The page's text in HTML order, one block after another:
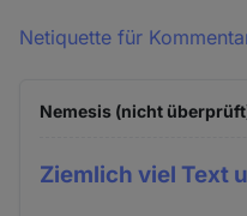
Netiquette für
Nemesis (nicht
Ziemlich viel Text